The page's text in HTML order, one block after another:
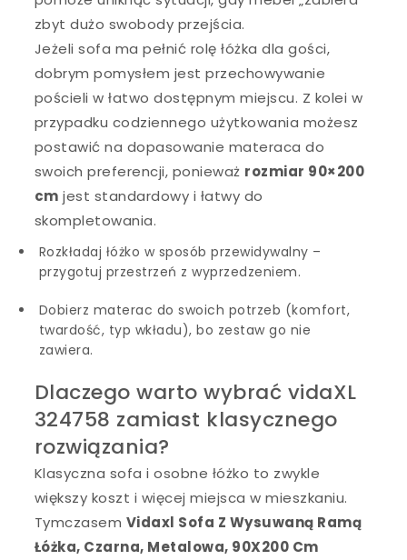
zbyt dużo swobody przejścia.
Jeżeli sofa ma pełnić rolę łóżka dla gości,
dobrym pomysłem jest przechowywanie
pościeli w łatwo dostępnym miejscu. Z kolei w
przypadku codziennego użytkowania możesz
postawić na dopasowanie materaca do
swoich preferencji, ponieważ rozmiar 90×200
cm jest standardowy i łatwy do
skompletowania.
Rozkładaj łóżko w sposób przewidywalny –
przygotuj przestrzeń z wyprzedzeniem.
Dobierz materac do swoich potrzeb (komfort,
twardość, typ wkładu), bo zestaw go nie
zawiera.
Dlaczego warto wybrać vidaXL
324758 zamiast klasycznego
rozwiązania?
Klasyczna sofa i osobne łóżko to zwykle
większy koszt i więcej miejsca w mieszkaniu.
Tymczasem Vidaxl Sofa Z Wysuwaną Ramą
Łóżka, Czarna, Metalowa, 90X200 Cm